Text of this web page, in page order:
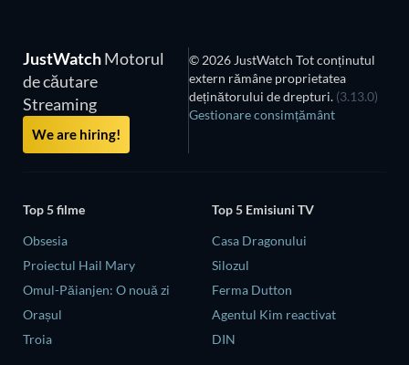
JustWatchMotorul
de căutare
Streaming
We are hiring!
© 2026 JustWatch Tot conținutul
extern rămâne proprietatea
deținătorului de drepturi. (3.13.0)
Gestionare consimțământ
Top 5 filme
Obsesia
Proiectul Hail Mary
Omul-Păianjen: O nouă zi
Orașul
Troia
Top 5 Emisiuni TV
Casa Dragonului
Silozul
Ferma Dutton
Agentul Kim reactivat
DIN